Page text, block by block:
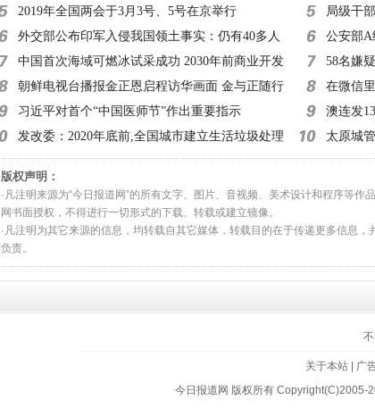
小时
2019年全国两会于3月3号、5号在京举行
外交部公布印军入侵我国领土事实：仍有40多人
滞留
中国首次海域可燃冰试采成功 2030年前商业开发
朝鲜电视台播报金正恩启程访华画面 金与正随行
习近平对首个“中国医师节”作出重要指示
发改委：2020年底前,全国城市建立生活垃圾处理
收费制度
超50起
局级干
该查！
公安部
高至20
58名嫌
在微信
澳连发
建议：
太原城
拘10日
版权声明：
·凡注明来源为“今日报道网”的所有文字、图片、音视频、美术设计和程序等作
网书面授权，不得进行一切形式的下载、转载或建立镜像。
·凡注明为其它来源的信息，均转载自其它媒体，转载目的在于传递更多信息
负责。
关于本站 广
今日报道网 版权所有 Copyright(C)2005-